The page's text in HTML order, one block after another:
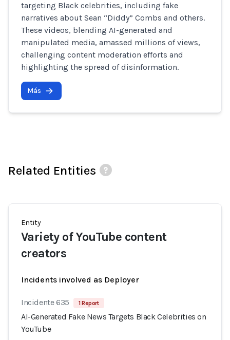
targeting Black celebrities, including fake
narratives about Sean “Diddy” Combs and others.
These videos, blending AI-generated and
manipulated media, amassed millions of views,
challenging content moderation efforts and
highlighting the spread of disinformation.
Más
Related Entities
Entity
Variety of YouTube content
creators
Incidents involved as Deployer
Incidente 635 1 Report
AI-Generated Fake News Targets Black Celebrities on
YouTube